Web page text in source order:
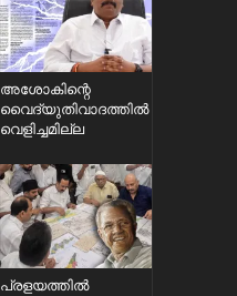
അശോകിന്റെ
വൈദ്യുതിവാദത്തിൽ
വെളിച്ചമില്ല
പ്രളയത്തിൽ